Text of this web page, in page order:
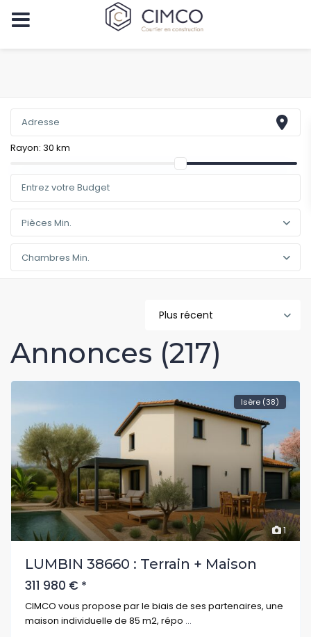
Rayon:30 km
Pièces Min.
Chambres Min.
Plus récent
Annonces (217)
1
Isère (38)
LUMBIN 38660 : Terrain + Maison
311 980 € *
CIMCO vous propose par le biais de ses partenaires, une
maison individuelle de 85 m2, répo